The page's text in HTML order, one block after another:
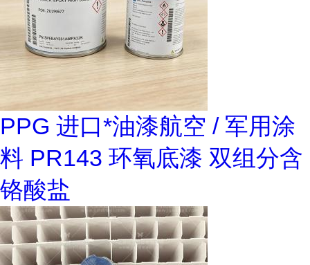
PPG 进口*油漆航空 / 军用涂
料 PR143 环氧底漆 双组分含
铬酸盐